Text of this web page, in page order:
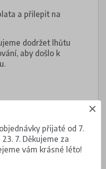
a přilepit na
dodržet lhůtu
aby došlo k
přijaté od 7.
7. Děkujeme za
vám krásné léto!